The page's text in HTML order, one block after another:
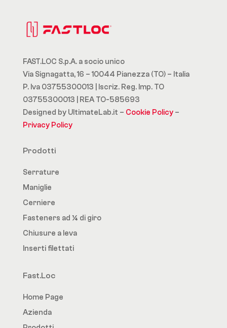
FAST.LOC S.p.A. a socio unico
Via Signagatta, 16 – 10044 Pianezza (TO) – Italia
P. Iva 03755300013 | Iscriz. Reg. Imp. TO
03755300013 | REA TO-585693
Designed by UltimateLab.it – Cookie Policy–
Privacy Policy
Prodotti
Serrature
Maniglie
Cerniere
Fasteners ad ¼ di giro
Chiusure a leva
Inserti filettati
Fast.Loc
Home Page
Azienda